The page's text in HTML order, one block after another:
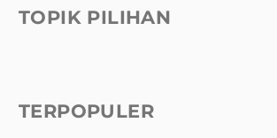
TOPIK PILIHAN
TERPOPULER